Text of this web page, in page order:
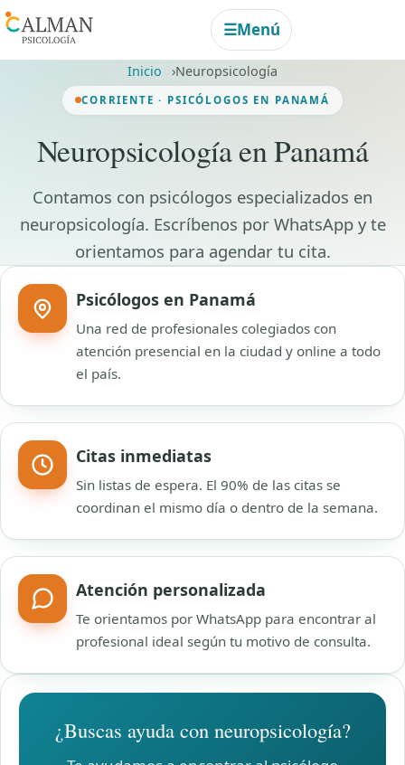
☰Menú
Inicio Neuropsicología
CORRIENTE · PSICÓLOGOS EN PANAMÁ
Neuropsicología en Panamá
Contamos con psicólogos especializados en
neuropsicología. Escríbenos por WhatsApp y te
orientamos para agendar tu cita.
Psicólogos en Panamá
Una red de profesionales colegiados con
atención presencial en la ciudad y online a todo
el país.
Citas inmediatas
Sin listas de espera. El 90% de las citas se
coordinan el mismo día o dentro de la semana.
Atención personalizada
Te orientamos por WhatsApp para encontrar al
profesional ideal según tu motivo de consulta.
¿Buscas ayuda con neuropsicología?